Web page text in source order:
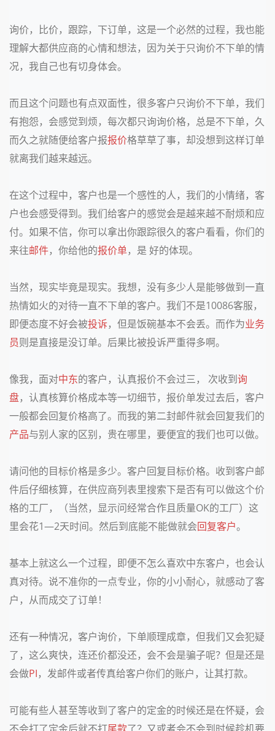
询价，比价，跟踪，下订单，这是一个必然的过程，我也能
理解大都供应商的心情和想法，因为关于只询价不下单的情
况，我自己也有切身体会。
而且这个问题也有点双面性，很多客户只询价不下单，我们
有抱怨，会感觉到烦，每次都只询询价格，总是不下单，久
而久之就随便给客户报报价格草草了事，却没想到这样订单
就离我们越来越远。
在这个过程中，客户也是一个感性的人，我们的小情绪，客
户也会感受得到。我们给客户的感觉会是越来越不耐烦和应
付。如果不信，你可以拿出你跟踪很久的客户看看，你们的
来往邮件，你给他的报价单，是 好的体现。
当然，现实毕竟是现实。我想，没有多少人是能够做到一直
热情如火的对待一直不下单的客户。我们不是10086客服，
即便态度不好会被投诉，但是饭碗基本不会丢。而作为业务
员则是直接是没订单。后果比被投诉严重得多啊。
像我，面对中东的客户，认真报价不会过三， 次收到询
盘，认真核算价格成本等一切细节，报价单发过去后，客户
一般都会回复价格高了。而我的第二封邮件就会回复我们的
产品与别人家的区别，贵在哪里，要便宜的我们也可以做。
请问他的目标价格是多少。客户回复目标价格。收到客户邮
件后仔细核算，在供应商列表里搜索下是否有可以做这个价
格的工厂，（当然，显示问经常合作且质量OK的工厂）这
里会花1—2天时间。然后到底能不能做就会回复客户。
基本上就这么一个过程，即便不怎么喜欢中东客户，也会认
真对待。说不准你的一点专业，你的小小耐心，就感动了客
户，从而成交了订单！
还有一种情况，客户询价，下单顺理成章，但我们又会犯疑
了，这么爽快，连还价都没还，会不会是骗子呢？但是还是
会做PI，发邮件或者传真给客户你们的账户，让其打款。
可能有些人甚至等收到了客户的定金的时候还是在怀疑，会
不会打了定金后就不打尾款了？又或者会不会到时候趁机要